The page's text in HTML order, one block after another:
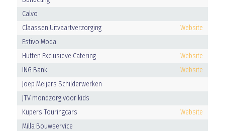
Calvo
Claassen Uitvaartverzorging
Website
Estivo Moda
Hutten Exclusieve Catering
Website
ING Bank
Website
Joep Meijers Schilderwerken
JTV mondzorg voor kids
Kupers Touringcars
Website
Milla Bouwservice